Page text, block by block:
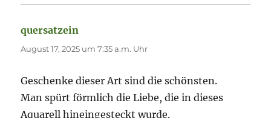
quersatzein
August 17, 2025 um 7:35 a.m. Uhr
Geschenke dieser Art sind die schönsten.
Man spürt förmlich die Liebe, die in dieses
Aquarell hineingesteckt wurde.